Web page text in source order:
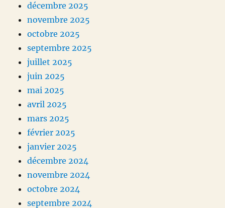
décembre 2025
novembre 2025
octobre 2025
septembre 2025
juillet 2025
juin 2025
mai 2025
avril 2025
mars 2025
février 2025
janvier 2025
décembre 2024
novembre 2024
octobre 2024
septembre 2024